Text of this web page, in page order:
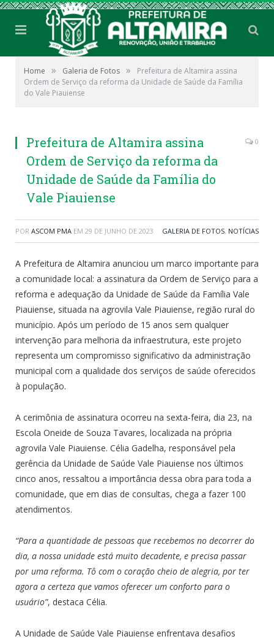
Home » Galeria de Fotos »
Prefeitura de Altamira assina
Ordem de Serviço da reforma da Unidade de Saúde da Família
do Vale Piauiense
Prefeitura de Altamira assina
Ordem de Serviço da reforma da
Unidade de Saúde da Família do
Vale Piauiense
0
POR ASCOM PMA EM 29 DE JUNHO DE 2023 GALERIA DE FOTOS, NOTÍCIAS
A Prefeitura de Altamira anunciou um marco importante para
a comunidade local: a assinatura da Ordem de Serviço para a
reforma e adequação da Unidade de Saúde da Família Vale
Piauiense, situada na agrovila Vale Piauiense, região rural do
município. Após um período de 15 anos sem qualquer
intervenção para melhoria da infraestrutura, este projeto
representa um compromisso significativo da administração
municipal com a qualidade dos serviços de saúde oferecidos
à população.
A cerimônia de assinatura ocorreu na sexta-feira, dia 23, na
Escola Oneide de Souza Tavares, localizada na própria
agrovila Vale Piauiense. Célia Gadelha, responsável pela
gerência da Unidade de Saúde Vale Piauiense nos últimos
cinco anos, ressaltou a importância dessa obra para toda a
comunidade, que em dias de consultas, chega a fazer 100
atendimentos.
“Para a quantidade de pessoas que recebemos no decorrer do
dia, a nossa unidade está muito decadente, e precisa passar
por uma reforma. Tô com o coração cheio de alegria, por ter
agora a certeza que vamos oferecer um conforto para o
usuário”, destaca Célia.
A Unidade de Saúde Vale Piauiense enfrentava desafios